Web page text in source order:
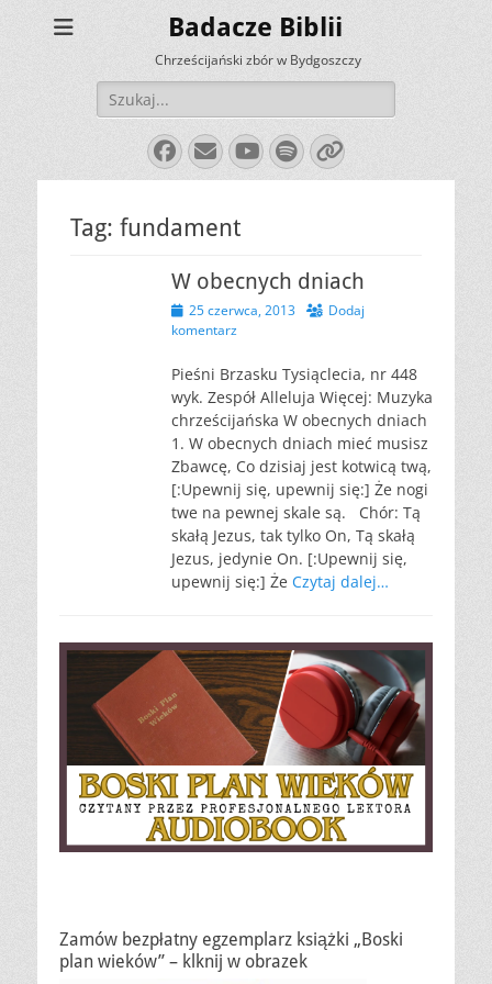
Badacze Biblii
Chrześcijański zbór w Bydgoszczy
Szukaj:
Facebook
E-
mail
YouTube
Spotify
Link
Tag: fundament
W obecnych dniach
Opublikowano
25 czerwca, 2013
Dodaj
komentarz
Pieśni Brzasku Tysiąclecia, nr 448
wyk. Zespół Alleluja Więcej: Muzyka
chrześcijańska W obecnych dniach
1. W obecnych dniach mieć musisz
Zbawcę, Co dzisiaj jest kotwicą twą,
[:Upewnij się, upewnij się:] Że nogi
twe na pewnej skale są. Chór: Tą
skałą Jezus, tak tylko On, Tą skałą
Jezus, jedynie On. [:Upewnij się,
upewnij się:] Że Czytaj dalej…
Zamów bezpłatny egzemplarz książki „Boski
plan wieków” – klknij w obrazek